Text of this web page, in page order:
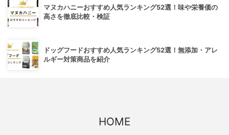
マヌカハニーおすすめ人気ランキング52選！味や栄養価の
高さを徹底比較・検証
ドッグフードおすすめ人気ランキング52選！無添加・アレ
ルギー対策商品を紹介
HOME